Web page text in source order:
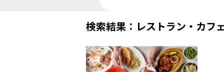
検索結果：レストラン・カフ